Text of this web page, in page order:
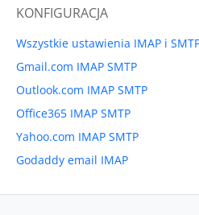
KONFIGURACJA
Wszystkie ustawienia IMAP i
Gmail.com IMAP SMTP
Outlook.com IMAP SMTP
Office365 IMAP SMTP
Yahoo.com IMAP SMTP
Godaddy email IMAP